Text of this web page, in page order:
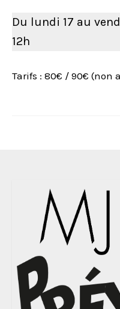
Du lundi 17 au
12h
Tarifs : 80€ / 90€ (non